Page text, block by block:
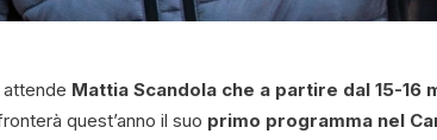
Mattia Scandola che a partire dal 15-16
quest’anno il suo primo programma nel